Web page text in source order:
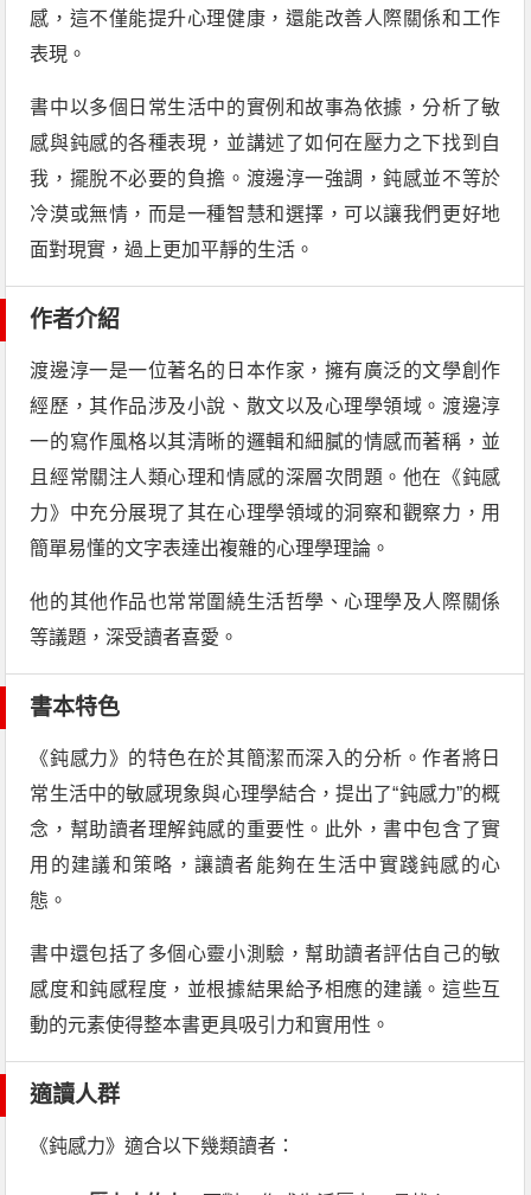
感，這不僅能提升心理健康，還能改善人際關係和工作
表現。
書中以多個日常生活中的實例和故事為依據，分析了敏
感與鈍感的各種表現，並講述了如何在壓力之下找到自
我，擺脫不必要的負擔。渡邊淳一強調，鈍感並不等於
冷漠或無情，而是一種智慧和選擇，可以讓我們更好地
面對現實，過上更加平靜的生活。
作者介紹
渡邊淳一是一位著名的日本作家，擁有廣泛的文學創作
經歷，其作品涉及小說、散文以及心理學領域。渡邊淳
一的寫作風格以其清晰的邏輯和細膩的情感而著稱，並
且經常關注人類心理和情感的深層次問題。他在《鈍感
力》中充分展現了其在心理學領域的洞察和觀察力，用
簡單易懂的文字表達出複雜的心理學理論。
他的其他作品也常常圍繞生活哲學、心理學及人際關係
等議題，深受讀者喜愛。
書本特色
《鈍感力》的特色在於其簡潔而深入的分析。作者將日
常生活中的敏感現象與心理學結合，提出了“鈍感力”的概
念，幫助讀者理解鈍感的重要性。此外，書中包含了實
用的建議和策略，讓讀者能夠在生活中實踐鈍感的心
態。
書中還包括了多個心靈小測驗，幫助讀者評估自己的敏
感度和鈍感程度，並根據結果給予相應的建議。這些互
動的元素使得整本書更具吸引力和實用性。
適讀人群
《鈍感力》適合以下幾類讀者：